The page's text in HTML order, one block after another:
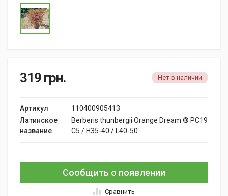
319 грн. Нет в наличии
Артикул
110400905413
Латинское
название
Berberis thunbergii Orange Dream ® PC19
C5 / H35-40 / L40-50
Сообщить о появлении
Сравнить